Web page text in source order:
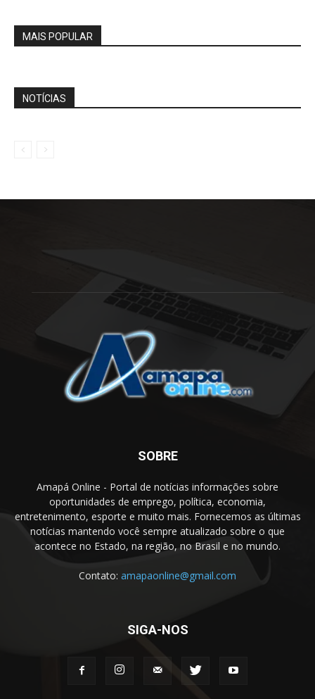
MAIS POPULAR
NOTÍCIAS
SOBRE
Amapá Online - Portal de notícias informações sobre
oportunidades de emprego, política, economia,
entretenimento, esporte e muito mais. Fornecemos as últimas
notícias mantendo você sempre atualizado sobre o que
acontece no Estado, na região, no Brasil e no mundo.
Contato: amapaonline@gmail.com
SIGA-NOS